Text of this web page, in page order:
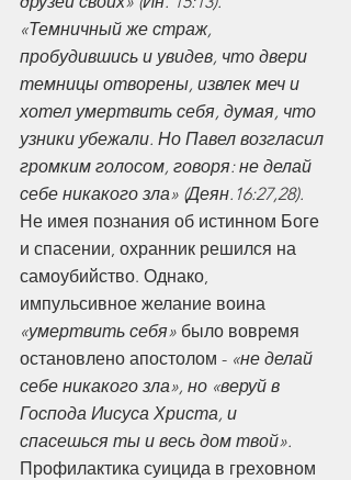
«Темничный же страж,
пробудившись и увидев, что двери
темницы отворены, извлек меч и
хотел умертвить себя, думая, что
узники убежали. Но Павел возгласил
громким голосом, говоря: не делай
себе никакого зла» (Деян.16:27,28).
Не имея познания об истинном Боге
и спасении, охранник решился на
самоубийство. Однако,
импульсивное желание воина
«умертвить себя» было вовремя
остановлено апостолом - «не делай
себе никакого зла», но «веруй в
Господа Иисуса Христа, и
спасешься ты и весь дом твой».
Профилактика суицида в греховном